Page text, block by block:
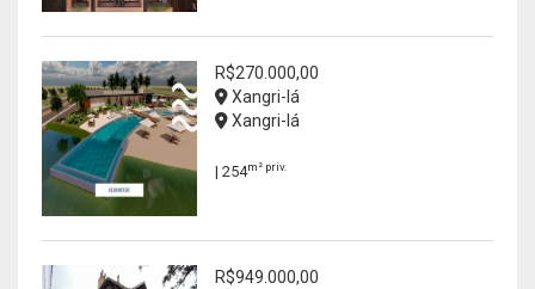
R$270.000,00
Xangri-lá
Xangri-lá
| 254m² priv.
R$949.000,00